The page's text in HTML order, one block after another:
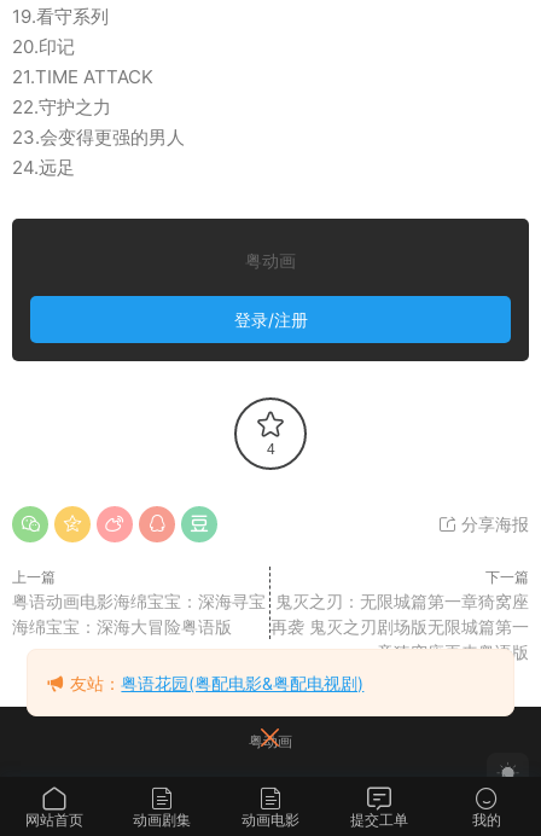
19.看守系列
20.印记
21.TIME ATTACK
22.守护之力
23.会变得更强的男人
24.远足
粤动画
登录/注册
4
分享海报
上一篇
粤语动画电影海绵宝宝：深海寻宝
海绵宝宝：深海大冒险粤语版
下一篇
鬼灭之刃：无限城篇第一章猗窝座
再袭 鬼灭之刃剧场版无限城篇第一
章猗窝座再来粤语版
粤动画
网站首页 动画剧集 动画电影 提交工单 我的
友站：粤语花园(粤配电影&粤配电视剧)